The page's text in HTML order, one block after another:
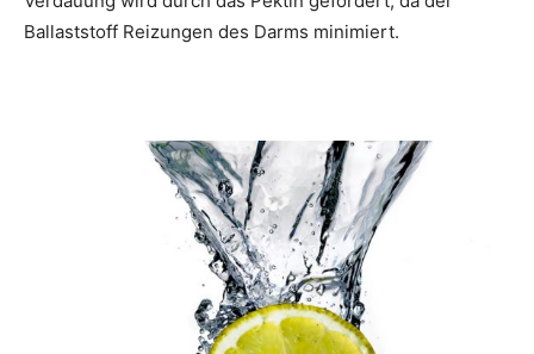
Ballaststoff Reizungen des Darms minimiert.